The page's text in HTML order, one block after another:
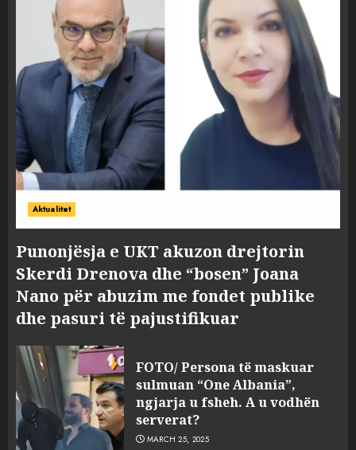
Aktualitet
Punonjësja e UKT akuzon drejtorin
Skerdi Drenova dhe “bosen” Joana
Nano për abuzim me fondet publike
dhe pasuri të pajustifikuar
FOTO/ Persona të maskuar
sulmuan “One Albania”,
ngjarja u fsheh. A u vodhën
serverat?
MARCH 25, 2025